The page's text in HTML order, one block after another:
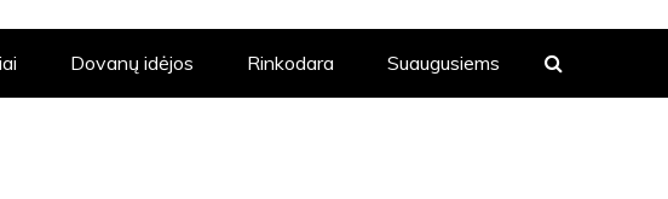
Dovanų idėjos Rinkodara Suaugusiems